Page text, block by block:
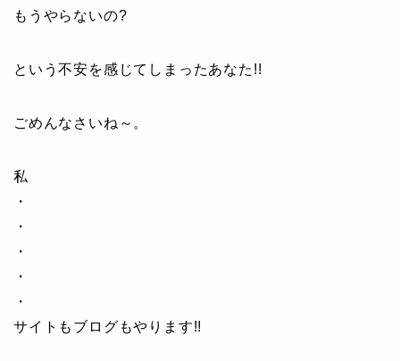
もうやらないの?
という不安を感じてしまったあなた!!
ごめんなさいね～。
私
・
・
・
・
・
サイトもブログもやります!!